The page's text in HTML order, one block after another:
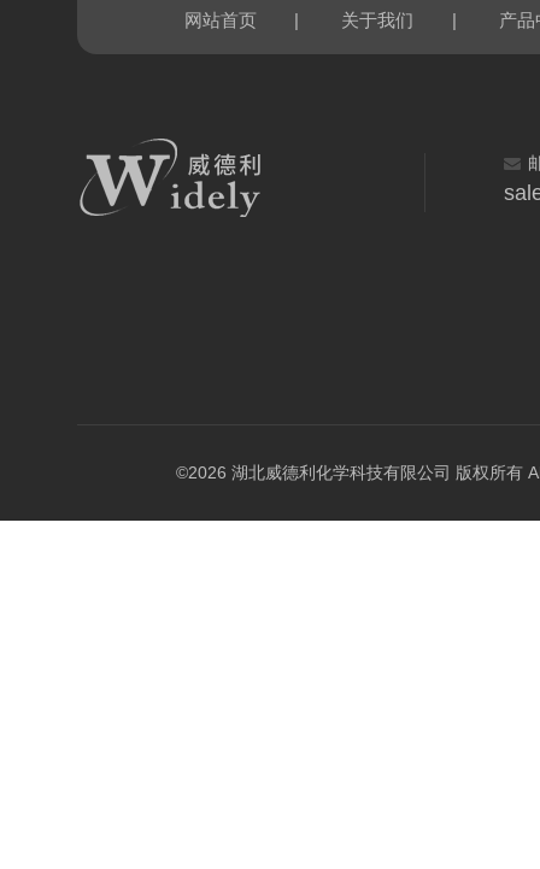
网站首页 | 关于我们 | 产品
©2026 湖北威德利化学科技有限公司 版权所有